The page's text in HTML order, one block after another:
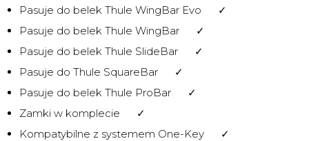
Pasuje do belek Thule WingBar Evo ✓
Pasuje do belek Thule WingBar ✓
Pasuje do belek Thule SlideBar ✓
Pasuje do Thule SquareBar ✓
Pasuje do belek Thule ProBar ✓
Zamki w komplecie ✓
Kompatybilne z systemem One-Key ✓